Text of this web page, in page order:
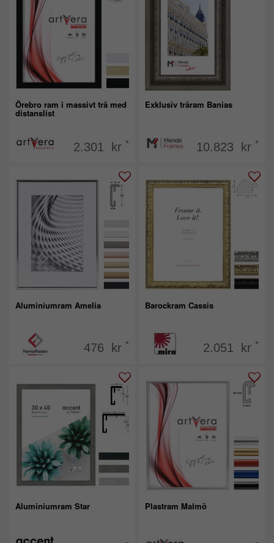
Örebro ram i massivt trä med
distanslist
2.301 kr *
Exklusiv träram Banias
10.823 kr *
Aluminiumram Amelia
476 kr *
Barockram Cassis
2.051 kr *
Aluminiumram Star Plastram Malmö